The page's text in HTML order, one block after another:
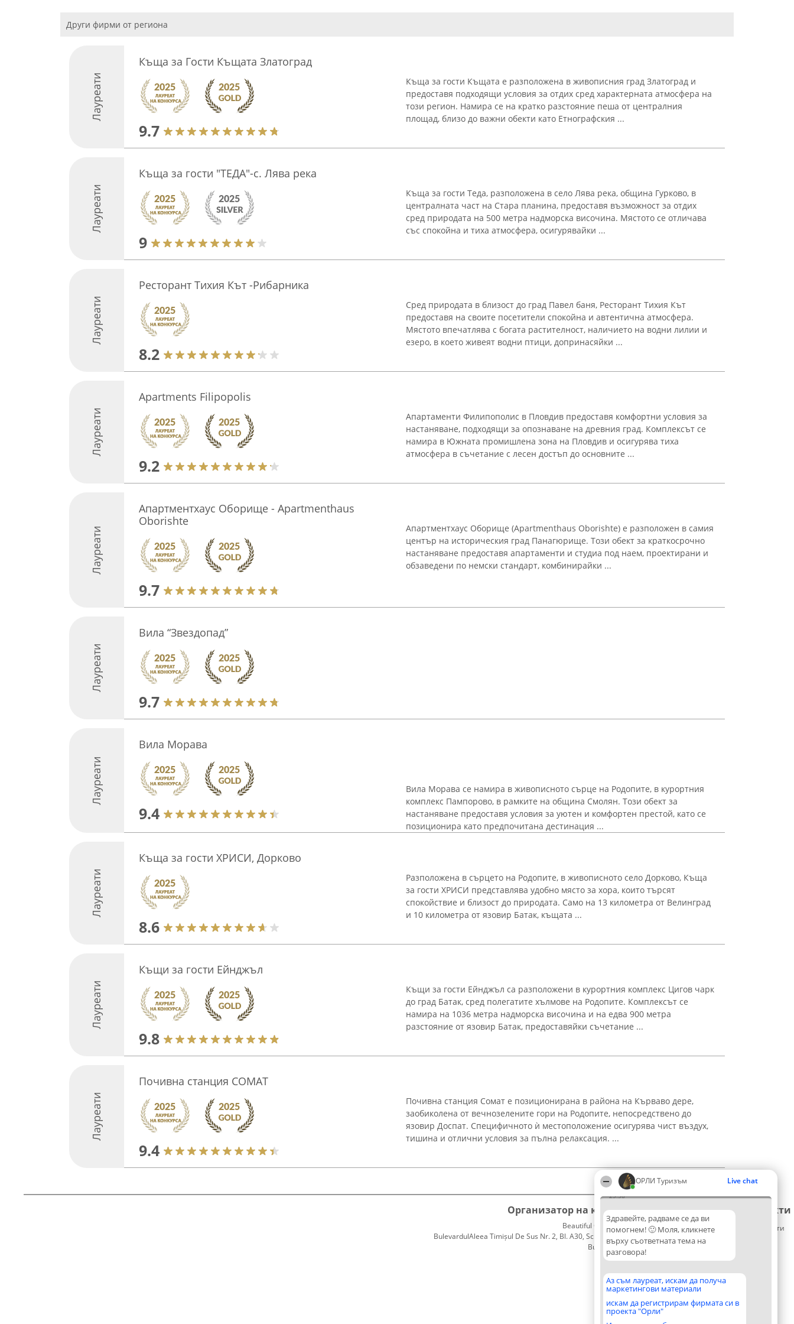
ОРЛИ Туризъм Live chat
23:38
Здравейте, радваме се да ви
помогнем! 🙂 Моля, кликнете
върху съответната тема на
разговора!
Аз съм лауреат, искам да получа
маркетингови материали
искам да регистрирам фирмата си в
проекта "Орли"
Други фирми от региона
Лауреати
Къща за Гости Къщата Златоград
9.7
Къща за гости Къщата е разположена в живописния град Златоград и
предоставя подходящи условия за отдих сред характерната атмосфера на
този регион. Намира се на кратко разстояние пеша от централния
площад, близо до важни обекти като Етнографския ...
Лауреати
Къща за гости "ТЕДА"-с. Лява река
9
Къща за гости Теда, разположена в село Лява река, община Гурково, в
централната част на Стара планина, предоставя възможност за отдих
сред природата на 500 метра надморска височина. Мястото се отличава
със спокойна и тиха атмосфера, осигурявайки ...
Лауреати
Ресторант Тихия Кът -Рибарника
8.2
Сред природата в близост до град Павел баня, Ресторант Тихия Кът
предоставя на своите посетители спокойна и автентична атмосфера.
Мястото впечатлява с богата растителност, наличието на водни лилии и
езеро, в което живеят водни птици, допринасяйки ...
Лауреати
Apartments Filipopolis
9.2
Апартаменти Филипополис в Пловдив предоставя комфортни условия за
настаняване, подходящи за опознаване на древния град. Комплексът се
намира в Южната промишлена зона на Пловдив и осигурява тиха
атмосфера в съчетание с лесен достъп до основните ...
Лауреати
Апартментхаус Оборище - Apartmenthaus
Oborishte
9.7
Апартментхаус Оборище (Apartmenthaus Oborishte) е разположен в самия
център на историческия град Панагюрище. Този обект за краткосрочно
настаняване предоставя апартаменти и студиа под наем, проектирани и
обзаведени по немски стандарт, комбинирайки ...
Лауреати
Вила “Звездопад”
9.7
Лауреати
Вила Морава
9.4
Вила Морава се намира в живописното сърце на Родопите, в курортния
комплекс Пампорово, в рамките на община Смолян. Този обект за
настаняване предоставя условия за уютен и комфортен престой, като се
позиционира като предпочитана дестинация ...
Лауреати
Къща за гости ХРИСИ, Дорково
8.6
Разположена в сърцето на Родопите, в живописното село Дорково, Къща
за гости ХРИСИ представлява удобно място за хора, които търсят
спокойствие и близост до природата. Само на 13 километра от Велинград
и 10 километра от язовир Батак, къщата ...
Лауреати
Къщи за гости Ейнджъл
9.8
Къщи за гости Ейнджъл са разположени в курортния комплекс Цигов чарк
до град Батак, сред полегатите хълмове на Родопите. Комплексът се
намира на 1036 метра надморска височина и на едва 900 метра
разстояние от язовир Батак, предоставяйки съчетание ...
Лауреати
Почивна станция СОМАТ
9.4
Почивна станция Сомат е позиционирана в района на Кърваво дере,
заобиколена от вечнозелените гори на Родопите, непосредствено до
язовир Доспат. Специфичното ѝ местоположение осигурява чист въздух,
тишина и отлични условия за пълна релаксация. ...
Организатор на класиране
Beautiful Company S.R.L.
BulevardulAleea Timișul De Sus Nr. 2, Bl. A30, Sc. A, Et. 4, Ap. 13
București 53-238
CUI 36737675
Класация
Победители
Списък
на
Правила
Статут/
Устав
Политика
Контакти
Контакти